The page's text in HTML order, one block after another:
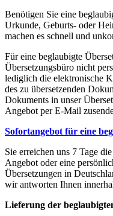
Benötigen Sie eine
Urkunde, Geburts- oder
machen es schnell und
Für eine beglaubigte
Übersetzungsbüro nicht
lediglich die elektronische
des zu übersetzenden
Dokuments in unser
Angebot per E-Mail
Sofortangebot für eine
Sie erreichen uns 7 Tage
Angebot oder eine
Übersetzungen in
wir antworten Ihnen
Lieferung der